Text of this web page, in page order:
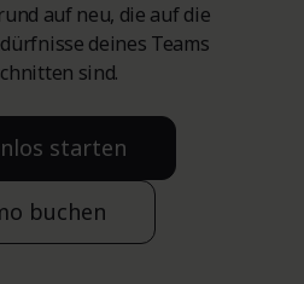
auf neu, die auf die
deines Teams
sind.
starten
buchen